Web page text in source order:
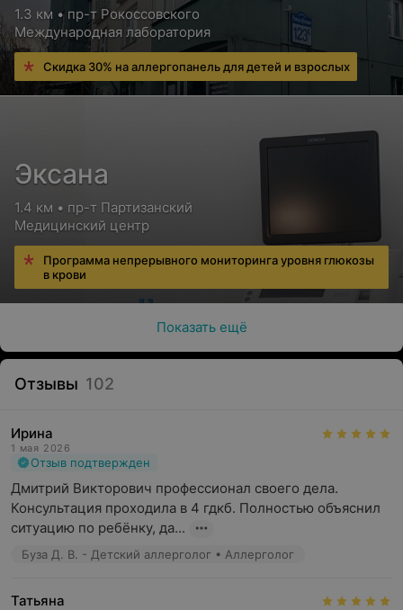
1.3 км • пр-т Рокоссовского
Международная лаборатория
Скидка 30% на аллергопанель для детей и взрослых
Эксана
1.4 км • пр-т Партизанский
Медицинский центр
Программа непрерывного мониторинга уровня глюкозы
в крови
Показать ещё
Отзывы 102
Ирина
1 мая 2026
Отзыв подтвержден
Дмитрий Викторович профессионал своего дела.
Консультация проходила в 4 гдкб. Полностью объяснил
ситуацию по ребёнку, да...
Буза Д. В. - Детский аллерголог • Аллерголог
Татьяна